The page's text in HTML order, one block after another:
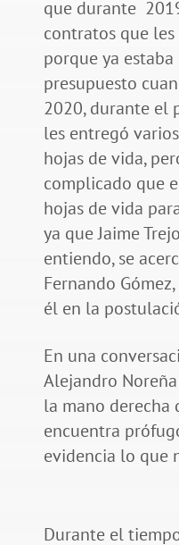
que durante
contratos que
porque ya
presupuesto
2020, durante el
les entregó
hojas de vida,
complicado que
hojas de vida
ya que Jaime
entiendo, se
Fernando
él en la
En una
Alejandro
la mano derecha
encuentra
evidencia lo que
Durante el